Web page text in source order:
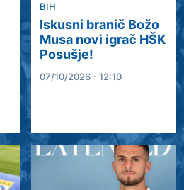
BIH
Iskusni branič Božo
Musa novi igrač HŠK
Posušje!
07/10/2026 - 12:10